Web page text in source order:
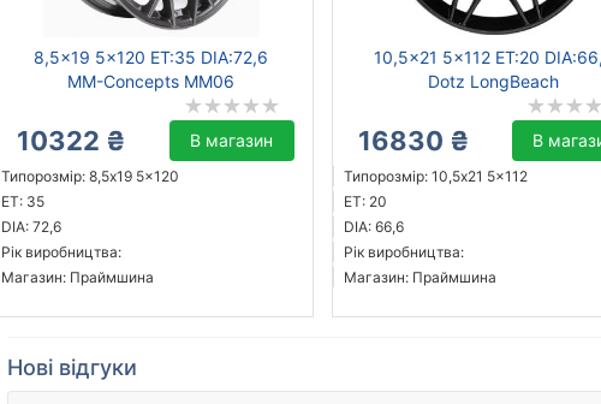
8,5x19 5x120 ET:35 DIA:72,6
MM-Concepts MM06
10322 ₴ В магазин
Типорозмір: 8,5x19 5x120
ET: 35
DIA: 72,6
Рік виробництва:
Магазин: Праймшина
10,5x21 5x112 ET:20
Dotz LongBeach
16830 ₴ В
Типорозмір: 10,5x21 5x112
ET: 20
DIA: 66,6
Рік виробництва:
Магазин: Праймшина
Нові відгуки